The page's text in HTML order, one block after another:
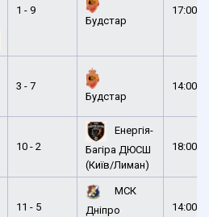
1 - 9
Будстар
17:00
3 - 7
Будстар
14:00
10 - 2
Енергія-
Багіра ДЮСШ
(Київ/Лиман)
18:00
11 - 5
МСК
Дніпро
14:00